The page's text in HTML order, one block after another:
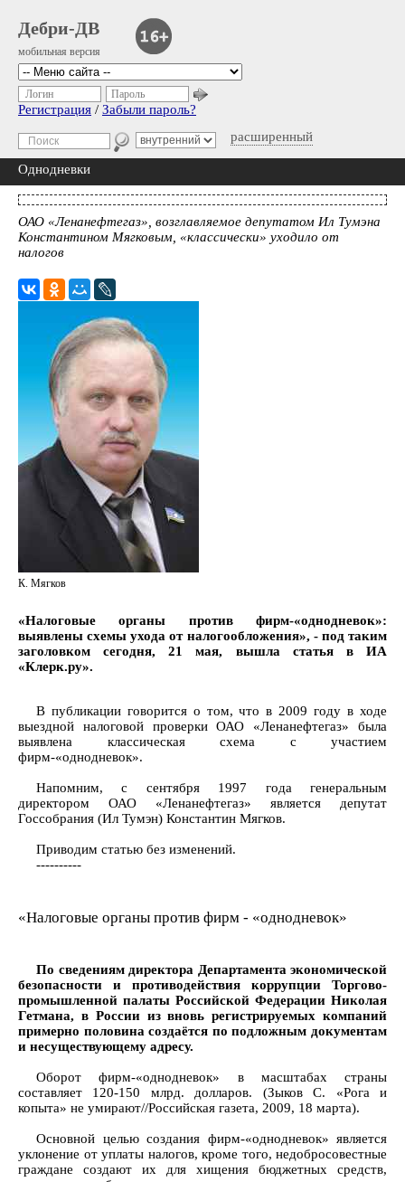
Дебри-ДВ
мобильная версия
расширенный
Логин Пароль
Регистрация / Забыли пароль?
Однодневки
ОАО «Ленанефтегаз», возглавляемое депутатом Ил Тумэна
Константином Мягковым, «классически» уходило от
налогов
К. Мягков
«Налоговые органы против фирм-«однодневок»:
выявлены схемы ухода от налогообложения», - под таким
заголовком сегодня, 21 мая, вышла статья в ИА
«Клерк.ру».
В публикации говорится о том, что в 2009 году в ходе
выездной налоговой проверки ОАО «Ленанефтегаз» была
выявлена классическая схема с участием
фирм-«однодневок».
Напомним, с сентября 1997 года генеральным
директором ОАО «Ленанефтегаз» является депутат
Госсобрания (Ил Тумэн) Константин Мягков.
Приводим статью без изменений.
----------
«Налоговые органы против фирм - «однодневок»
По сведениям директора Департамента экономической
безопасности и противодействия коррупции Торгово-
промышленной палаты Российской Федерации Николая
Гетмана, в России из вновь регистрируемых компаний
примерно половина создаётся по подложным документам
и несуществующему адресу.
Оборот фирм-«однодневок» в масштабах страны
составляет 120-150 млрд. долларов. (Зыков С. «Рога и
копыта» не умирают//Российская газета, 2009, 18 марта).
Основной целью создания фирм-«однодневок» является
уклонение от уплаты налогов, кроме того, недобросовестные
граждане создают их для хищения бюджетных средств,